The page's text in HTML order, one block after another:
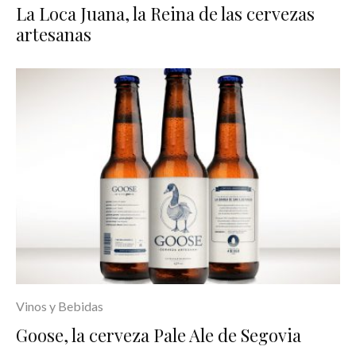
La Loca Juana, la Reina de las cervezas
artesanas
Vinos y Bebidas
Goose, la cerveza Pale Ale de Segovia